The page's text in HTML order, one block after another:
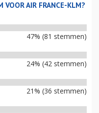
VOOR AIR FRANCE-KLM?
47% (81 stemmen)
24% (42 stemmen)
21% (36 stemmen)